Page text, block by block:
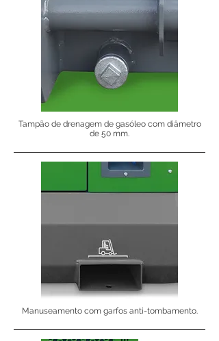
Tampão de drenagem de gasóleo com diâmetro
de 50 mm.
Manuseamento com garfos anti-tombamento.